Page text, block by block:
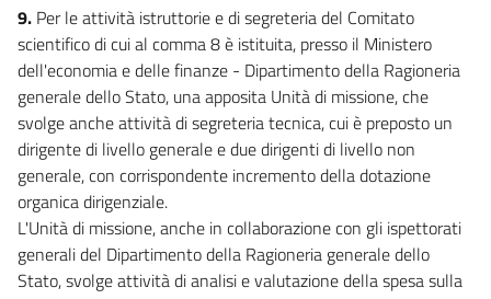
48 bis
49
49 bis
Titolo V
Abrogazioni e disposizioni finali
Capo I
Abrogazioni e disposizioni finali
50
51
51 bis
9. Per le attività istruttorie e di segreteria del Comitato
scientifico di cui al comma 8 è istituita, presso il Ministero
dell'economia e delle finanze - Dipartimento della Ragioneria
generale dello Stato, una apposita Unità di missione, che
svolge anche attività di segreteria tecnica, cui è preposto un
dirigente di livello generale e due dirigenti di livello non
generale, con corrispondente incremento della dotazione
organica dirigenziale.
L'Unità di missione, anche in collaborazione con gli ispettorati
generali del Dipartimento della Ragioneria generale dello
Stato, svolge attività di analisi e valutazione della spesa sulla